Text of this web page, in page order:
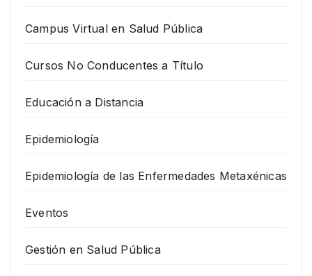
Campus Virtual en Salud Pública
Cursos No Conducentes a Título
Educación a Distancia
Epidemiología
Epidemiología de las Enfermedades Metaxénicas
Eventos
Gestión en Salud Pública